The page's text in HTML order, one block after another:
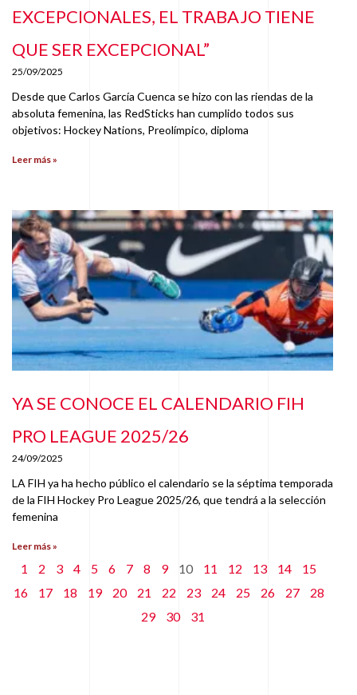
EXCEPCIONALES, EL TRABAJO TIENE
QUE SER EXCEPCIONAL”
25/09/2025
Desde que Carlos García Cuenca se hizo con las riendas de la
absoluta femenina, las RedSticks han cumplido todos sus
objetivos: Hockey Nations, Preolímpico, diploma
Leer más »
YA SE CONOCE EL CALENDARIO FIH
PRO LEAGUE 2025/26
24/09/2025
LA FIH ya ha hecho público el calendario se la séptima temporada
de la FIH Hockey Pro League 2025/26, que tendrá a la selección
femenina
Leer más »
1 2 3 4 5 6 7 8 9 10 11 12 13 14
15
16
17 18 19 20 21 22 23 24 25 26 27
28
29
30 31